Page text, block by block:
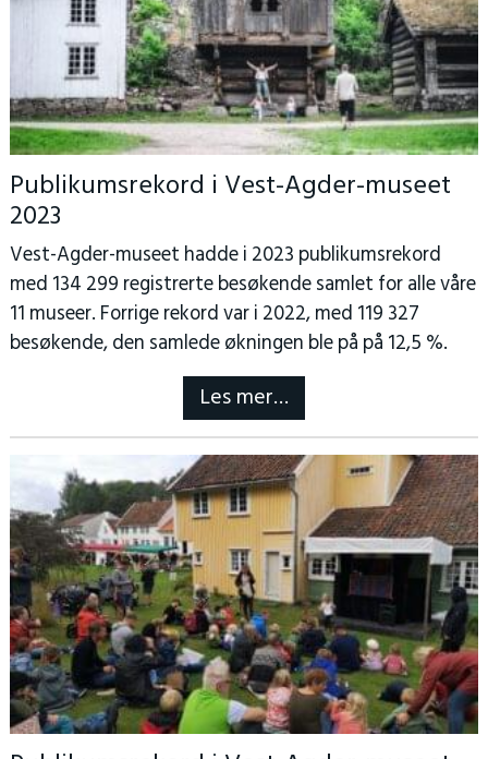
Publikumsrekord i Vest-Agder-museet
2023
Vest-Agder-museet hadde i 2023 publikumsrekord
med 134 299 registrerte besøkende samlet for alle våre
11 museer. Forrige rekord var i 2022, med 119 327
besøkende, den samlede økningen ble på på 12,5 %.
Les mer…